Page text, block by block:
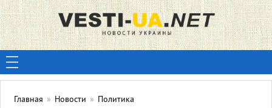
Главная » Новости » Политика